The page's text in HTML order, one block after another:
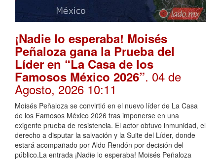
¡Nadie lo esperaba! Moisés
Peñaloza gana la Prueba del
Líder en “La Casa de los
Famosos México 2026”. 04 de
Agosto, 2026 10:11
Moisés Peñaloza se convirtió en el nuevo líder de La Casa
de los Famosos México 2026 tras imponerse en una
exigente prueba de resistencia. El actor obtuvo inmunidad, el
derecho a disputar la salvación y la Suite del Líder, donde
estará acompañado por Aldo Rendón por decisión del
público.La entrada ¡Nadie lo esperaba! Moisés Peñaloza